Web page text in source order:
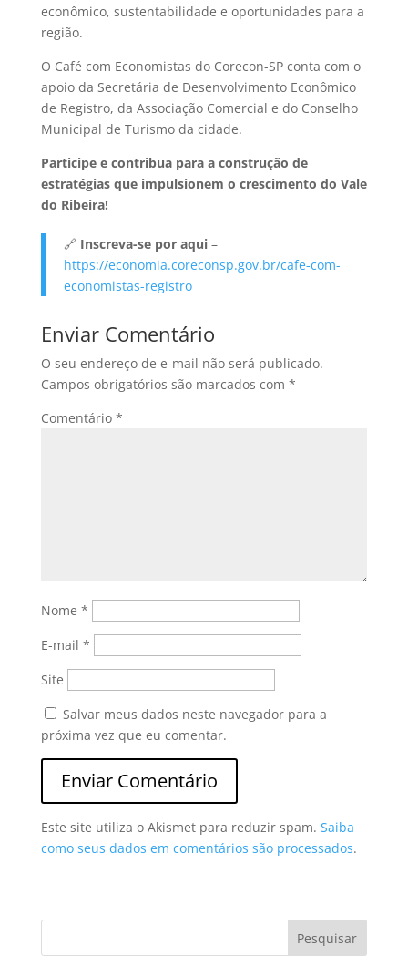
econômico, sustentabilidade e oportunidades para a
região.
O Café com Economistas do Corecon-SP conta com o
apoio da Secretária de Desenvolvimento Econômico
de Registro, da Associação Comercial e do Conselho
Municipal de Turismo da cidade.
Participe e contribua para a construção de
estratégias que impulsionem o crescimento do Vale
do Ribeira!
🔗 Inscreva-se por aqui–
https://economia.coreconsp.gov.br/cafe-com-
economistas-registro
Enviar Comentário
O seu endereço de e-mail não será publicado.
Campos obrigatórios são marcados com *
Comentário *
Nome *
E-mail *
Site
Salvar meus dados neste navegador para a
próxima vez que eu comentar.
Este site utiliza o Akismet para reduzir spam. Saiba
como seus dados em comentários são processados.
Pesquisar